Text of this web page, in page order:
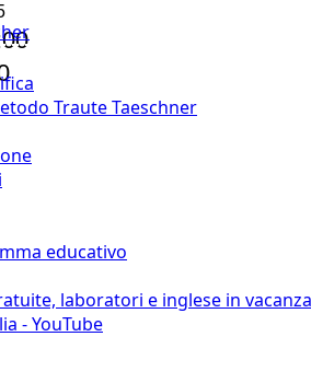
Traute Taeschner
educativo
laboratori e inglese in vacanza
- YouTube